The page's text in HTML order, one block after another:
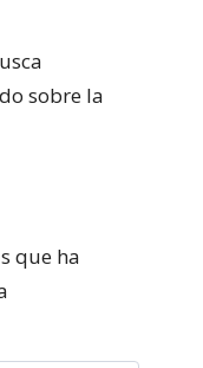
sobre la
que ha